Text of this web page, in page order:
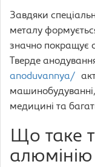
Завдяки
металу
значно покращує
Тверде
anoduvannya/
машинобудуванні,
медицині та
Що таке
алюмінію